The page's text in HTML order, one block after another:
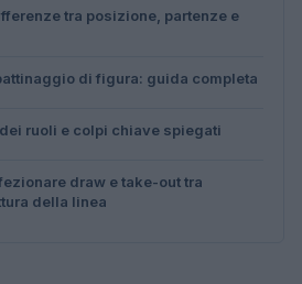
tra posizione, partenze e
di figura: guida completa
ruoli e colpi chiave spiegati
draw e take-out tra
della linea